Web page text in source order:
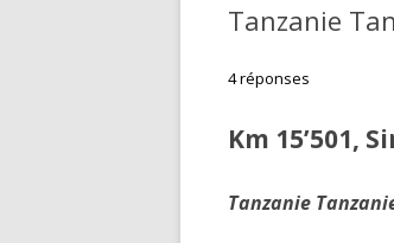
Tanzanie
4 réponses
Km 15’501,
Tanzanie